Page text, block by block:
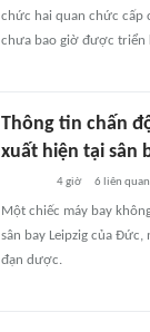
chức hai quan chức cấp
chưa bao giờ được triển
Thông tin chấn
xuất hiện tại sân
4 giờ 6 liên quan
Một chiếc máy bay
sân bay Leipzig của
đạn dược.